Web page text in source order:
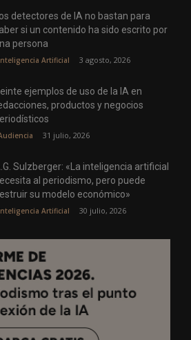
detectores de IA no bastan para
si un contenido ha sido escrito por
persona
Artificial 3 agosto, 2026
ejemplos de uso de la IA en
productos y negocios
31 julio, 2026
Sulzberger: «La inteligencia artificial
al periodismo, pero puede
su modelo económico»
Artificial 30 julio, 2026